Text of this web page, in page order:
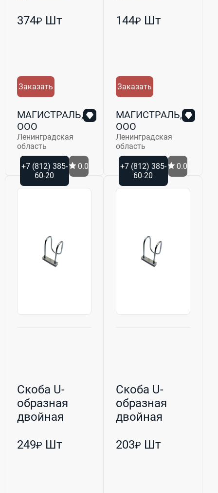
М10 76/76 (Р...
374₽ Шт
Заказать
МАГИСТРАЛЬ,
ООО
Ленинградская
область
+7 (812) 385-
60-20
0.0
М8 45/34 (РБ...
144₽ Шт
Заказать
МАГИСТРАЛЬ,
ООО
Ленинградская
область
+7 (812) 385-
60-20
0.0
Скоба U-
образная
двойная
М10 34/60 (Р...
249₽ Шт
Скоба U-
образная
двойная
М8 76/48 (РБ...
203₽ Шт